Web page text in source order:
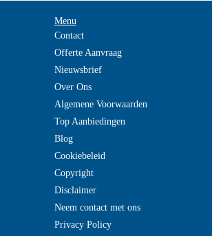
Menu
Contact
Offerte Aanvraag
Nieuwsbrief
Over Ons
Algemene Voorwaarden
Top Aanbiedingen
Blog
Cookiebeleid
Copyright
Disclaimer
Neem contact met ons
Privacy Policy